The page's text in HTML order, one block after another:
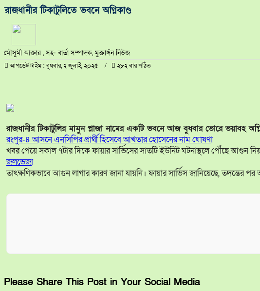
রাজধানীর টিকাটুলিতে ভবনে অগ্নিকাণ্ড
মৌসুমী আক্তার , সহ- বার্তা সম্পাদক, মুক্তাঙ্গঁন নিউজ
আপডেট টাইম : বুধবার, ২ জুলাই, ২০২৫ ২৮২ বার পঠিত
রাজধানীর টিকাটুলির মামুন প্লাজা নামের একটি ভবনে আজ বুধবার ভোরে ভয়াবহ
রংপুর-৪ আসনে এনসিপির প্রার্থী হিসেবে আখতার হোসেনের নাম ঘোষণা
খবর পেয়ে সকাল ৭টার দিকে ফায়ার সার্ভিসের সাতটি ইউনিট ঘটনাস্থলে পৌঁছে আগুন
জলভেজা
তাৎক্ষণিকভাবে আগুন লাগার কারণ জানা যায়নি। ফায়ার সার্ভিস জানিয়েছে, তদন্তের
Please Share This Post in Your Social Media